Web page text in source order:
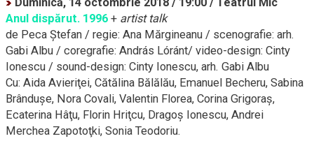
Duminică, 14 octombrie 2018 / 19:00 / Teatrul Mic
Anul dispărut. 1996 + artist talk
de Peca Ştefan / regie: Ana Mărgineanu / scenografie: arh.
Gabi Albu / coregrafie: András Lóránt/ video-design: Cinty
Ionescu / sound-design: Cinty Ionescu, arh. Gabi Albu
Cu: Aida Avieriţei, Cătălina Bălălău, Emanuel Becheru, Sabina
Brânduşe, Nora Covali, Valentin Florea, Corina Grigoraş,
Ecaterina Hâţu, Florin Hriţcu, Dragoş Ionescu, Andrei
Merchea Zapotoţki, Sonia Teodoriu.